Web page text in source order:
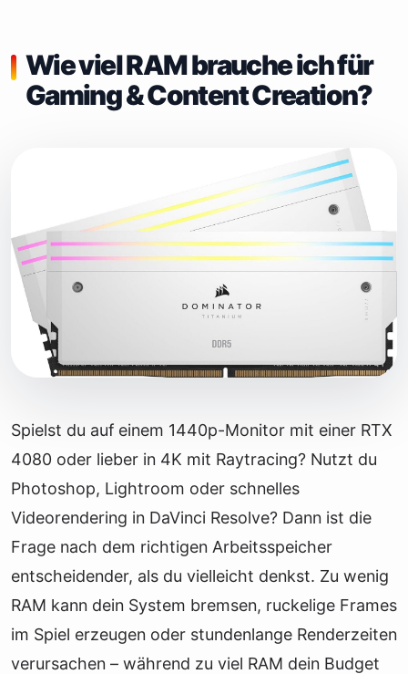
Wie viel RAM brauche ich für
Gaming & Content Creation?
Spielst du auf einem 1440p-Monitor mit einer RTX
4080 oder lieber in 4K mit Raytracing? Nutzt du
Photoshop, Lightroom oder schnelles
Videorendering in DaVinci Resolve? Dann ist die
Frage nach dem richtigen Arbeitsspeicher
entscheidender, als du vielleicht denkst. Zu wenig
RAM kann dein System bremsen, ruckelige Frames
im Spiel erzeugen oder stundenlange Renderzeiten
verursachen – während zu viel RAM dein Budget